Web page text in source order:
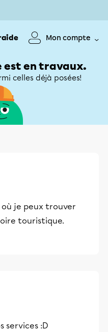
Mon compte
est en travaux.
celles déjà posées!
où je peux trouver
touristique.
services :D